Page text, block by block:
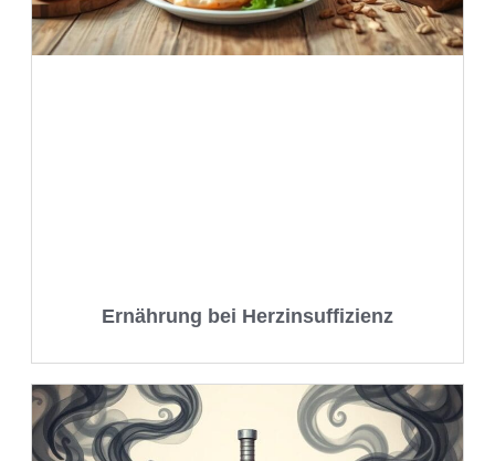
Ernährung bei Herzinsuffizienz